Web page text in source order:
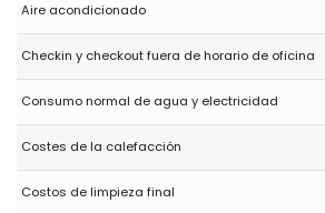
Aire acondicionado
Checkin y checkout fuera de horario de oficina
Consumo normal de agua y electricidad
Costes de la calefacción
Costos de limpieza final